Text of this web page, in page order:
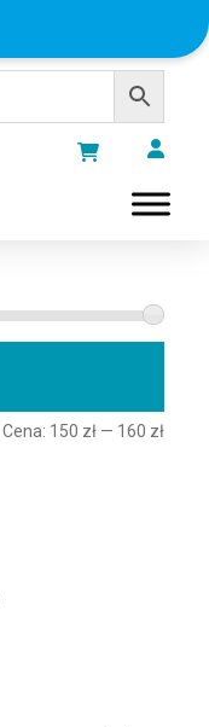
Cena: 150 zł— 160 zł